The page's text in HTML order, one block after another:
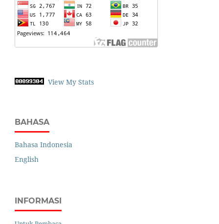
View My Stats
BAHASA
Bahasa Indonesia
English
INFORMASI